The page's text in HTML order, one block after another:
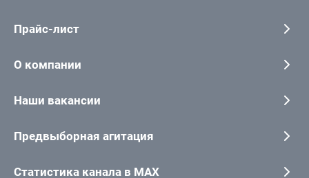
Прайс-лист
О компании
Наши вакансии
Предвыборная агитация
Статистика канала в MAX